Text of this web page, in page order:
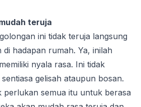
teruja
ini tidak teruja langsung
hadapan rumah. Ya, inilah
nyala rasa. Ini tidak
gelisah ataupun bosan.
perlukan semua itu untuk berasa